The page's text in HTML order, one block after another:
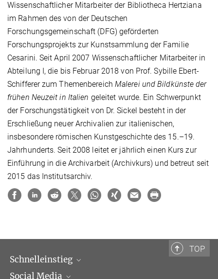
Wissenschaftlicher Mitarbeiter der Bibliotheca Hertziana
im Rahmen des von der Deutschen
Forschungsgemeinschaft (DFG) geförderten
Forschungsprojekts zur Kunstsammlung der Familie
Cesarini. Seit April 2007 Wissenschaftlicher Mitarbeiter in
Abteilung I, die bis Februar 2018 von Prof. Sybille Ebert-
Schifferer zum Themenbereich Malerei und Bildkünste der
frühen Neuzeit in Italien geleitet wurde. Ein Schwerpunkt
der Forschungstätigkeit von Dr. Sickel besteht in der
Erschließung neuer Archivalien zur italienischen,
insbesondere römischen Kunstgeschichte des 15.–19.
Jahrhunderts. Seit 2008 leitet er jährlich einen Kurs zur
Einführung in die Archivarbeit (Archivkurs) und betreut seit
2015 das Institutsarchiv.
TOP
Schnelleinstieg
Wissenschaftliche Abteilungen
Social Media